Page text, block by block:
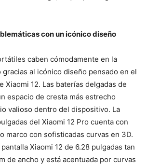
con un icónico diseño
caben cómodamente en la
gracias al icónico diseño pensado en el
Xiaomi 12. Las baterías delgadas de
espacio de cresta más estrecho
valioso dentro del dispositivo. La
del Xiaomi 12 Pro cuenta con
marco con sofisticadas curvas en 3D.
Xiaomi 12 de 6.28 pulgadas tan
de ancho y está acentuada por curvas